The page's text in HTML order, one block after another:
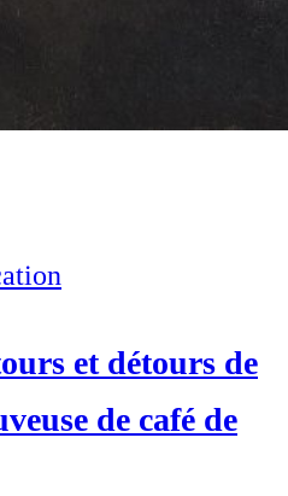
et détours de
de café de